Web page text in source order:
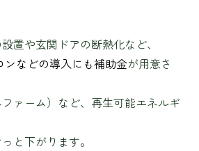
置や玄関ドアの断熱化など、
などの導入にも補助金が用意さ
ァーム）など、再生可能エネルギ
と下がります。